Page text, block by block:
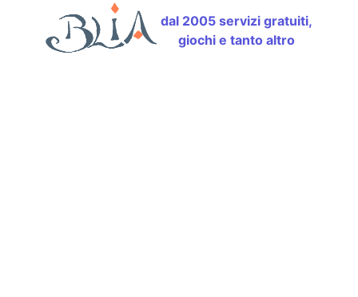
dal 2005 servizi gratuiti,
giochi e tanto altro